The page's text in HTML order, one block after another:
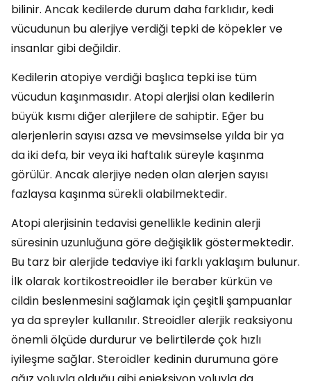
bilinir. Ancak kedilerde durum daha farklıdır, kedi
vücudunun bu alerjiye verdiği tepki de köpekler ve
insanlar gibi değildir.
Kedilerin atopiye verdiği başlıca tepki ise tüm
vücudun kaşınmasıdır. Atopi alerjisi olan kedilerin
büyük kısmı diğer alerjilere de sahiptir. Eğer bu
alerjenlerin sayısı azsa ve mevsimselse yılda bir ya
da iki defa, bir veya iki haftalık süreyle kaşınma
görülür. Ancak alerjiye neden olan alerjen sayısı
fazlaysa kaşınma sürekli olabilmektedir.
Atopi alerjisinin tedavisi genellikle kedinin alerji
süresinin uzunluğuna göre değişiklik göstermektedir.
Bu tarz bir alerjide tedaviye iki farklı yaklaşım bulunur.
İlk olarak kortikostreoidler ile beraber kürkün ve
cildin beslenmesini sağlamak için çeşitli şampuanlar
ya da spreyler kullanılır. Streoidler alerjik reaksiyonu
önemli ölçüde durdurur ve belirtilerde çok hızlı
iyileşme sağlar. Steroidler kedinin durumuna göre